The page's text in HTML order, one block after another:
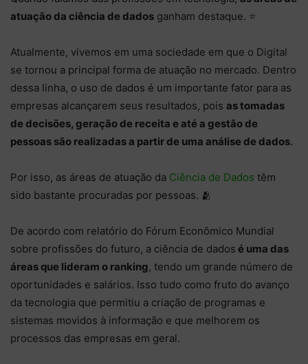
atuação da ciência de dados ganham destaque. ⭐
Atualmente, vivemos em uma sociedade em que o Digital
se tornou a principal forma de atuação no mercado. Dentro
dessa linha, o uso de dados é um importante fator para as
empresas alcançarem seus resultados, pois as tomadas
de decisões, geração de receita e até a gestão de
pessoas são realizadas a partir de uma análise de dados.
Por isso, as áreas de atuação da Ciência de Dados têm
sido bastante procuradas por pessoas. 🫂
De acordo com relatório do Fórum Econômico Mundial
sobre profissões do futuro, a ciência de dados é uma das
áreas que lideram o ranking, tendo um grande número de
oportunidades e salários. Isso tudo como fruto do avanço
da tecnologia que permitiu a criação de programas e
sistemas movidos à informação e que melhorem os
processos das empresas em geral.